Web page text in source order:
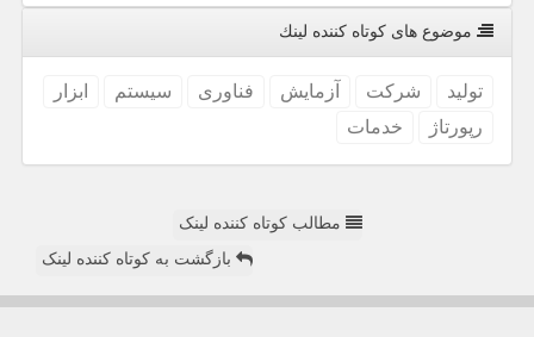
موضوع های كوتاه كننده لینك
تولید شركت آزمایش فناوری سیستم
ابزار
رپورتاژ
خدمات
مطالب کوتاه کننده لینک
بازگشت به کوتاه کننده لینک